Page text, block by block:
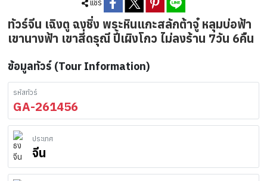
แชร์
ทัวร์จีน เฉิงตู ฉงชิ่ง พระหินแกะสลักต้าจู๋ หลุมบ่อฟ้า
เขานางฟ้า เขาสี่ดรุณี ปี้เผิงโกว ไม่ลงร้าน 7วัน 6คืน
ข้อมูลทัวร์ (Tour Information)
รหัสทัวร์
GA-261456
ประเทศ
จีน